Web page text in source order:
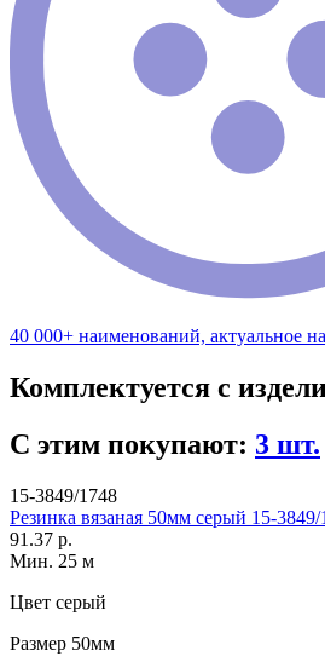
40 000+ наименований, актуальное
Комплектуется с
С этим покупают: 3 шт.
15-3849/1748
Резинка вязаная 50мм серый 15-3849/
91.37 р.
Мин. 25 м
Цвет серый
Размер 50мм